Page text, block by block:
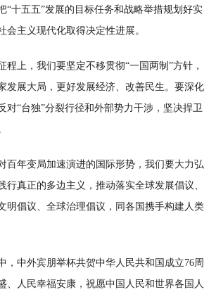
“十五五”发展的目标任务和战略举措规划好实
会主义现代化取得决定性进展。
程上，我们要坚定不移贯彻“一国两制”方针，
发展大局，更好发展经济、改善民生。要深化
对“台独”分裂行径和外部势力干涉，坚决捍卫
百年变局加速演进的国际形势，我们要大力弘
行真正的多边主义，推动落实全球发展倡议、
明倡议、全球治理倡议，同各国携手构建人类
，中外宾朋举杯共贺中华人民共和国成立76周
、人民幸福安康，祝愿中国人民和世界各国人